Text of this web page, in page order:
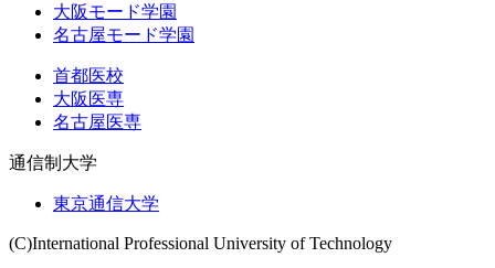
大阪モード学園
名古屋モード学園
首都医校
大阪医専
名古屋医専
通信制大学
東京通信大学
(C)International Professional University of Technology